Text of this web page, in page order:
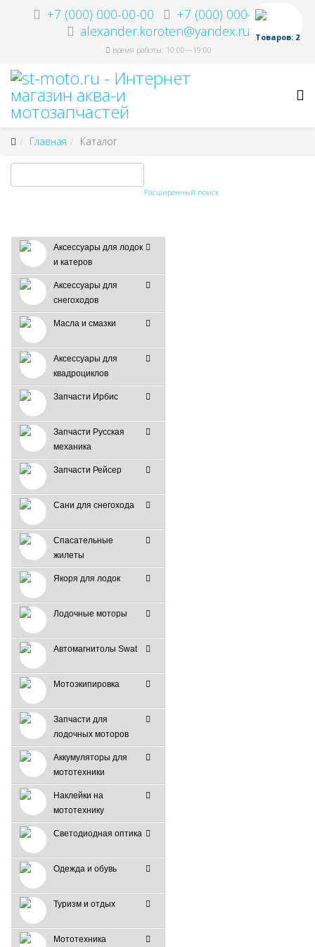
+7 (000) 000-00-00
+7 (000) 000-00-00
alexander.koroten@yandex.ru
время работы: 10:00—19:00
Товаров: 2
Главная Каталог
Расширенный поиск
Аксессуары для лодок
и катеров
Аксессуары для
снегоходов
Масла и смазки
Аксессуары для
квадроциклов
Запчасти Ирбис
Запчасти Русская
механика
Запчасти Рейсер
Сани для снегохода
Спасательные
жилеты
Якоря для лодок
Лодочные моторы
Автомагнитолы Swat
Мотоэкипировка
Запчасти для
лодочных моторов
Аккумуляторы для
мототехники
Наклейки на
мототехнику
Светодиодная оптика
Одежда и обувь
Туризм и отдых
Мототехника